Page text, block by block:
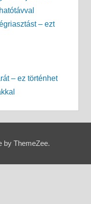
– ezt
– ez történhet
by ThemeZee.